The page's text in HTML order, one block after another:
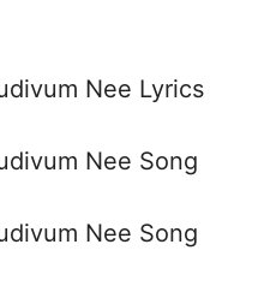
Nee Lyrics
Nee Song
Nee Song